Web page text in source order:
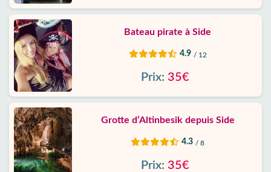
Bateau pirate à Side
4.9 / 12
Prix: 35€
Grotte d’Altinbesik depuis Side
4.3 / 8
Prix: 35€